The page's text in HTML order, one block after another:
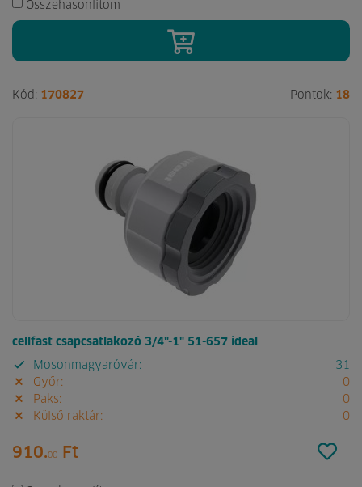
Összehasonlítom
Kód: 170827 Pontok: 18
cellfast csapcsatlakozó 3/4"-1" 51-657 ideal
Mosonmagyaróvár:
31
Győr:
0
Paks:
0
Külső raktár:
0
910.00 Ft